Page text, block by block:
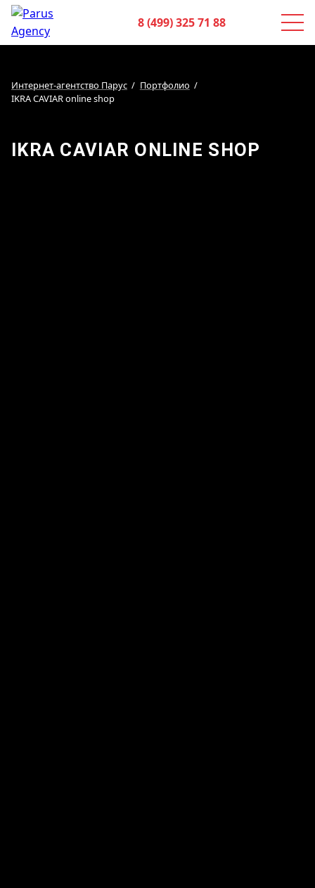
8 (499) 325 71 88
Интернет-агентство Парус
Портфолио
IKRA CAVIAR online shop
IKRA CAVIAR ONLINE SHOP